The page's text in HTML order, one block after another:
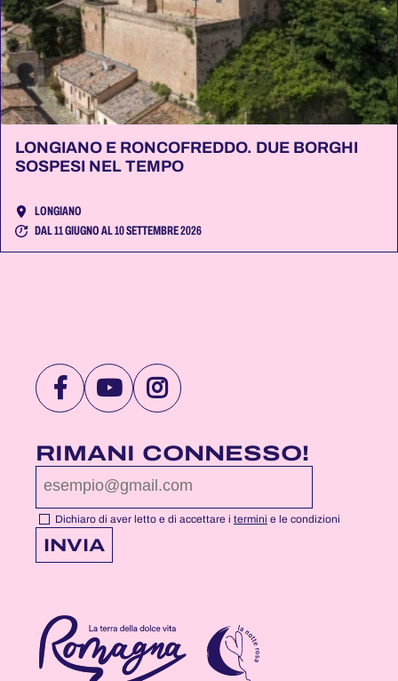
LONGIANO E RONCOFREDDO. DUE BORGHI
SOSPESI NEL TEMPO
LONGIANO
DAL 11 GIUGNO AL 10 SETTEMBRE 2026
VISITA
PAGINA
FACEBOOK
DI
NOTTEROSA
VISITA
PAGINA
YOUTUBE
DI
NOTTEROSA
VISITA
PAGINA
INSTAGRAM
DI
NOTTEROSA
RIMANI CONNESSO!
Dichiaro di aver letto e di accettare i termini e le condizioni
INVIA